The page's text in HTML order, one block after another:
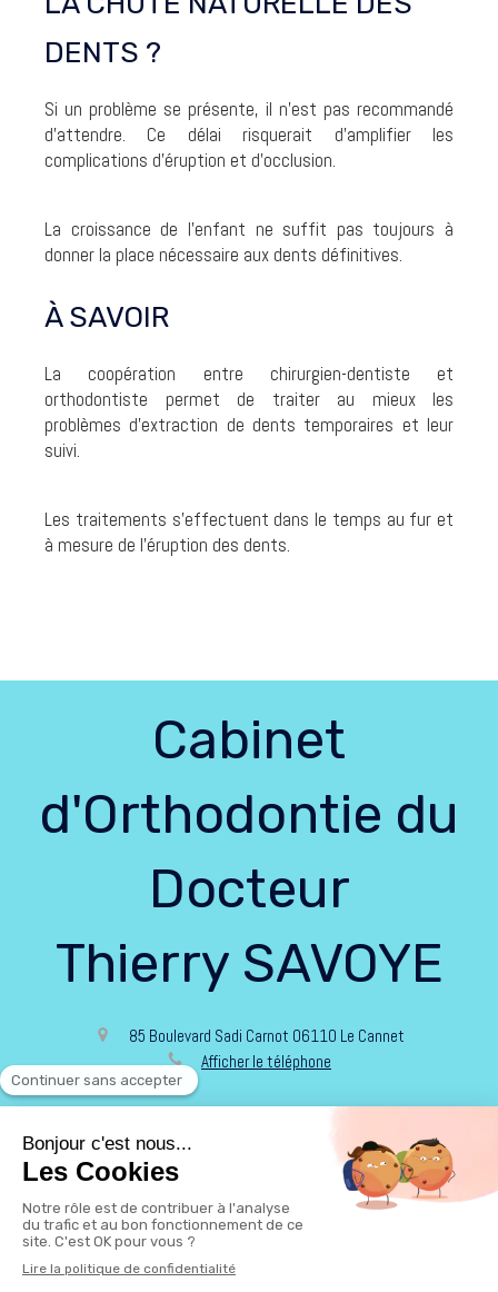
DENTS ?
Si un problème se présente, il n’est pas recommandé
d’attendre. Ce délai risquerait d’amplifier les
complications d’éruption et d’occlusion.
La croissance de l’enfant ne suffit pas toujours à
donner la place nécessaire aux dents définitives.
À SAVOIR
La coopération entre chirurgien-dentiste et
orthodontiste permet de traiter au mieux les
problèmes d’extraction de dents temporaires et leur
suivi.
Les traitements s’effectuent dans le temps au fur et
à mesure de l’éruption des dents.
Cabinet
d'Orthodontie du
Docteur
Thierry SAVOYE
85 Boulevard Sadi Carnot 06110 Le Cannet
Afficher le téléphone
Conditions Générales Utilisation
Rechercher